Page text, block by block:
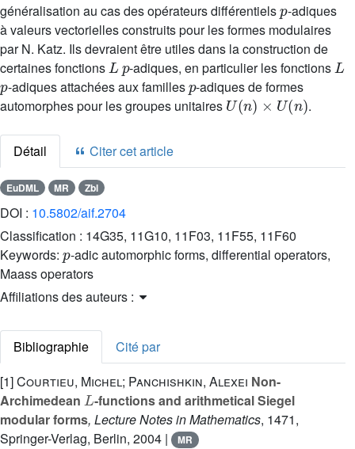
généralisation au cas des opérateurs différentiels -adiques
à valeurs vectorielles construits pour les formes modulaires
par N. Katz. Ils devraient être utiles dans la construction de
certaines fonctions
L p
-adiques, en particulier les fonctions
p
-adiques attachées aux familles
p
-adiques de formes
automorphes pour les groupes unitaires
U(n)×U(n)
.
Détail Citer cet article
EuDML MR Zbl
DOI : 10.5802/aif.2704
Classification : 14G35, 11G10, 11F03, 11F55, 11F60
Keywords:
p
-adic automorphic forms, differential operators,
Maass operators
Affiliations des auteurs :
Bibliographie
Cité par
[1]Courtieu, Michel; Panchishkin, Alexei Non-
Archimedean
L
-functions and arithmetical Siegel
modular forms, Lecture Notes in Mathematics, 1471,
Springer-Verlag, Berlin, 2004 |
MR